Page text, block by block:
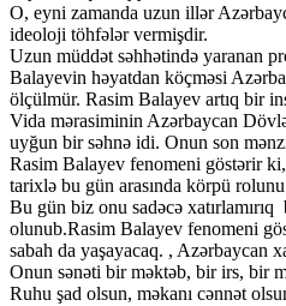
O, eyni zamanda uzun illər
ideoloji töhfələr vermişdir.
Uzun müddət səhhətində yaranan
Balayevin həyatdan köçməsi
ölçülmür. Rasim Balayev artıq bir
Vida mərasiminin Azərbaycan
uyğun bir səhnə idi. Onun son
Rasim Balayev fenomeni göstərir ki,
tarixlə bu gün arasında körpü rolunu
Bu gün biz onu sadəcə
olunub.Rasim Balayev fenomeni
sabah da yaşayacaq. , Azərbaycan
Onun sənəti bir məktəb, bir irs, bir
Ruhu şad olsun, məkanı cənnət